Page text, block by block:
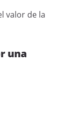
valor de la
una